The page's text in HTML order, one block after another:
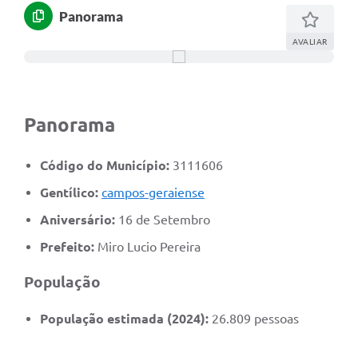
Secretarias
Panorama
AVALIAR
Panorama
Código do Município: 3111606
Gentílico: campos-geraiense
Aniversário: 16 de Setembro
Prefeito: Miro Lucio Pereira
População
População estimada (2024): 26.809 pessoas